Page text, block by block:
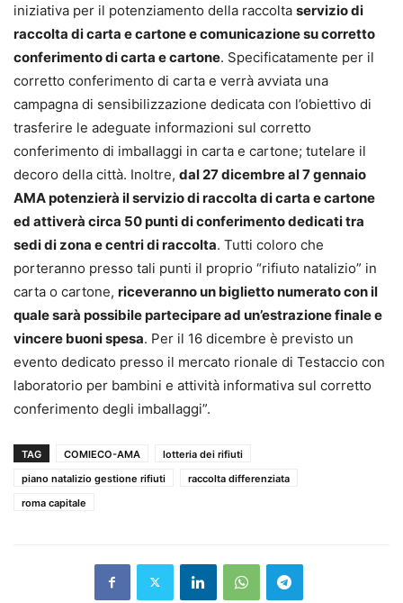
iniziativa per il potenziamento della raccolta servizio di
raccolta di carta e cartone e comunicazione su corretto
conferimento di carta e cartone. Specificatamente per il
corretto conferimento di carta e verrà avviata una
campagna di sensibilizzazione dedicata con l’obiettivo di
trasferire le adeguate informazioni sul corretto
conferimento di imballaggi in carta e cartone; tutelare il
decoro della città. Inoltre, dal 27 dicembre al 7 gennaio
AMA potenzierà il servizio di raccolta di carta e cartone
ed attiverà circa 50 punti di conferimento dedicati tra
sedi di zona e centri di raccolta. Tutti coloro che
porteranno presso tali punti il proprio “rifiuto natalizio” in
carta o cartone, riceveranno un biglietto numerato con il
quale sarà possibile partecipare ad un’estrazione finale e
vincere buoni spesa. Per il 16 dicembre è previsto un
evento dedicato presso il mercato rionale di Testaccio con
laboratorio per bambini e attività informativa sul corretto
conferimento degli imballaggi”.
TAG COMIECO-AMA
lotteria dei rifiuti
piano natalizio gestione rifiuti
raccolta differenziata
roma capitale